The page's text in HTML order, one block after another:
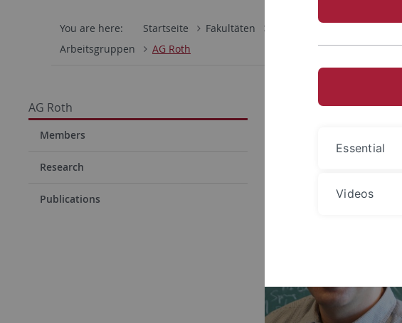
You are here: Startseite Fakultäten
Arbeitsgruppen
AG Roth
AG Roth
Members
Research
Publications
Statistical
Essential
Videos